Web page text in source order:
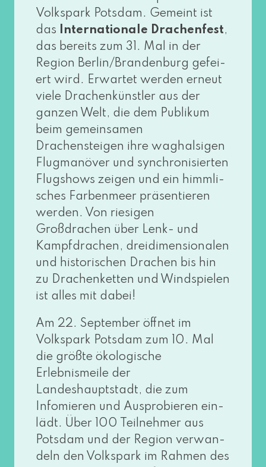
Volkspark Potsdam. Gemeint ist
das Internationale Drachenfest,
das bereits zum 31. Mal in der
Region Berlin/Brandenburg gefei­
ert wird. Erwartet wer­den erneut
vie­le Drachenkünstler aus der
gan­zen Welt, die dem Publikum
beim gemein­sa­men
Drachensteigen ihre wag­hal­si­gen
Flugmanöver und syn­chro­ni­sier­ten
Flugshows zei­gen und ein himm­li­
sches Farbenmeer prä­sen­tie­ren
wer­den. Von rie­si­gen
Großdrachen über Lenk- und
Kampfdrachen, drei­di­men­sio­na­len
und his­to­ri­schen Drachen bis hin
zu Drachenketten und Windspielen
ist alles mit dabei!
Am 22. September öff­net im
Volkspark Potsdam zum 10. Mal
die größ­te öko­lo­gi­sche
Erlebnismeile der
Landeshauptstadt, die zum
Infomieren und Ausprobieren ein­
lädt. Über 100 Teilnehmer aus
Potsdam und der Region ver­wan­
deln den Volkspark im Rahmen des